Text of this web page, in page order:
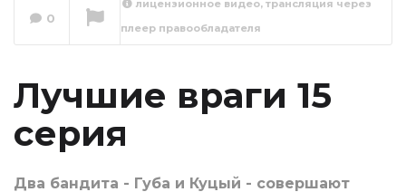
Лучшие враги 16
0
лицензионное видео, трансляция через
плеер правообладателя
Лучшие враги 15
серия
Два бандита - Губа и Куцый - совершают